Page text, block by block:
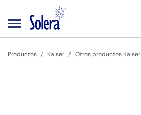
Productos Kaiser Otros productos Kaiser